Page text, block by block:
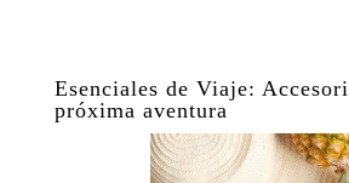
Esenciales de Viaje:
próxima aventura